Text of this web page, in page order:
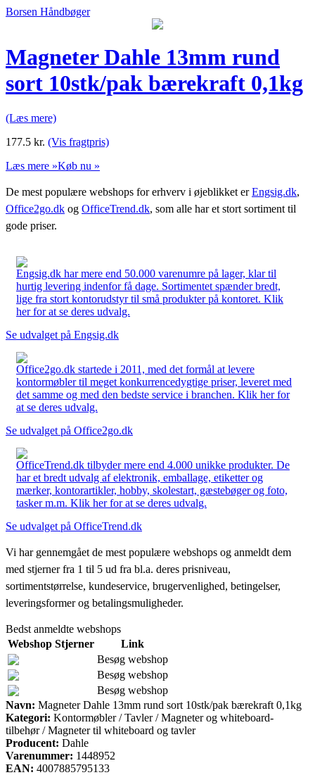
Borsen Håndbøger
Magneter Dahle 13mm rund
sort 10stk/pak bærekraft 0,1kg
(Læs mere)
177.5 kr. (Vis fragtpris)
Læs mere »Køb nu »
De mest populære webshops for erhverv i øjeblikket erEngsig.dk,
Office2go.dk og OfficeTrend.dk, som alle har et stort sortiment til
gode priser.
Engsig.dk har mere end 50.000 varenumre på lager, klar til
hurtig levering indenfor få dage. Sortimentet spænder bredt,
lige fra stort kontorudstyr til små produkter på kontoret. Klik
her for at se deres udvalg.
Se udvalget på Engsig.dk
Office2go.dk startede i 2011, med det formål at levere
kontormøbler til meget konkurrencedygtige priser, leveret med
det samme og med den bedste service i branchen. Klik her for
at se deres udvalg.
Se udvalget på Office2go.dk
OfficeTrend.dk tilbyder mere end 4.000 unikke produkter. De
har et bredt udvalg af elektronik, emballage, etiketter og
mærker, kontorartikler, hobby, skolestart, gæstebøger og foto,
tasker m.m. Klik her for at se deres udvalg.
Se udvalget på OfficeTrend.dk
Vi har gennemgået de mest populære webshops og anmeldt dem
med stjerner fra 1 til 5 ud fra bl.a. deres prisniveau,
sortimentstørrelse, kundeservice, brugervenlighed, betingelser,
leveringsformer og betalingsmuligheder.
Bedst anmeldte webshops
Webshop Stjerner
Link
Besøg webshop
Besøg webshop
Besøg webshop
Navn: Magneter Dahle 13mm rund sort 10stk/pak bærekraft 0,1kg
Kategori: Kontormøbler / Tavler / Magneter og whiteboard-
tilbehør / Magneter til whiteboard og tavler
Producent: Dahle
Varenummer: 1448952
EAN: 4007885795133